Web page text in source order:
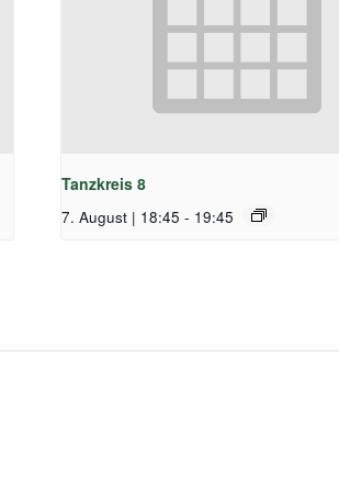
Tanzkreis 8
7. August | 18:45 - 19:45